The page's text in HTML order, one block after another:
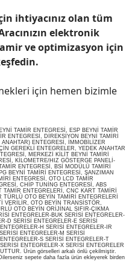
ihtiyacınız olan tüm
elektronik
ve optimizasyon için
için hemen bizimle
TAMİR ENTEGRESİ, ESP BEYNİ TAMİR
ENTEGRESİ, DİREKSİYON BEYNİ TAMİRİ
ENTEGRESİ, İMMOBİLİZER
GEREKLİ ENTEGRELER, YEDEK ANAHTAR
MERKEZİ KİLİT BEYNİ TAMİRİ
KİLOMETRE/HIZ GÖSTERGE PANELİ-
ENTEGRESİ, BSİ MODÜLÜ TAMİRİ
BEYNİ TAMİRİ ENTEGRESİ, ŞANZIMAN
ENTEGRESİ, OTO LCD TAMİR
CHİP TUNİNG ENTEGRESİ, ABS
ENTEGRELERİ, CNC KART TAMİRİ
OTO BEYİN TAMİRİ ENTEGRELERİ
VERİLİR, OTO BEYİN TRANSİSTÖR,
OTO BEYİN ORİJİNAL SIFIR-ÇIKMA
ENTEGRELER-BUK SERİSİ ENTEGRELER-
D SERİSİ ENTEGRELER-E SERİSİ
H SERİSİ ENTEGRELER-IR
ENTEGRELER-M SERİSİ
S SERİSİ ENTEGRELER-T
ENTEGRELER-X SERİSİ ENTEGRELER
Ürün görselleri arkalı önlü çekilmiştir.
sepete daha fazla ürün ekleyerek birden